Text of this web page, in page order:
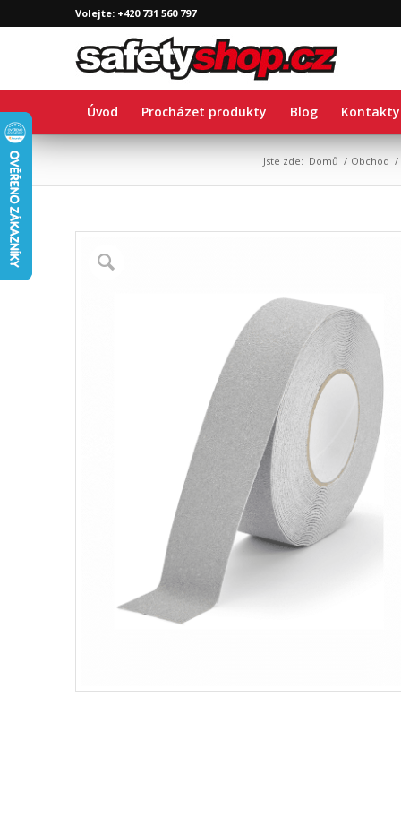
Volejte: +420 731 560 797
Úvod Procházet produkty Blog Kontakty
Jste zde: Domů / Obchod /